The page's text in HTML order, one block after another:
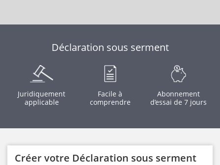
Déclaration sous serment
Juridiquement
applicable
Facile à
comprendre
Abonnement
d’essai de 7 jours
Créer votre Déclaration sous serment